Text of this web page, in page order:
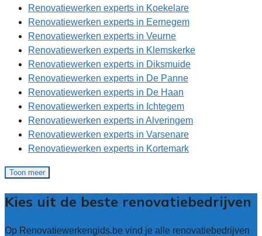
Renovatiewerken experts in Koekelare
Renovatiewerken experts in Eernegem
Renovatiewerken experts in Veurne
Renovatiewerken experts in Klemskerke
Renovatiewerken experts in Diksmuide
Renovatiewerken experts in De Panne
Renovatiewerken experts in De Haan
Renovatiewerken experts in Ichtegem
Renovatiewerken experts in Alveringem
Renovatiewerken experts in Varsenare
Renovatiewerken experts in Kortemark
Toon meer
Kies uit de beste renovatiebedrijven
Op Renovatiewerkengids.be vind je alle renovatiebedrijven